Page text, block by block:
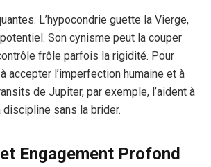
L’hypocondrie guette la Vierge,
Son cynisme peut la couper
frôle parfois la rigidité. Pour
accepter l’imperfection humaine et à
de Jupiter, par exemple, l’aident à
sans la brider.
Engagement Profond